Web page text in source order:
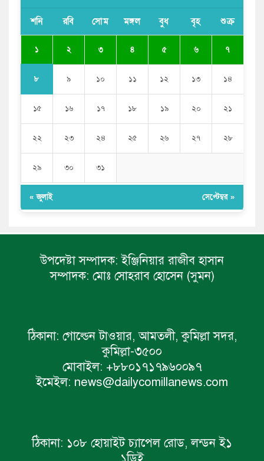
সজীব ওয়াজেদ জয়
শনি রবি সোম মঙ্গল বুধ বৃহ শুক্র
১ ২ ৩ ৪ ৫ ৬ ৭
৮ ৯ ১০ ১১ ১২ ১৩ ১৪
১৫ ১৬ ১৭ ১৮ ১৯ ২০ ২১
২২ ২৩ ২৪ ২৫ ২৬ ২৭ ২৮
২৯ ৩০ ৩১
« জুলাই সেপ্টেম্বর »
উপদেষ্টা সম্পাদক: ইঞ্জিনিয়ার রাজীব হাসান
সম্পাদক: মোঃ সোহরাব হোসেন (সুমন)
ঠিকানা: গোল্ডেন টাওয়ার, আমতলী, কুমিল্লা সদর,
কুমিল্লা-৩৫০০
মোবাইল: +৮৮০১৭১৭৯৬০০৯৭
ইমেইল: news@dailycomillanews.com
ঠিকানা: ১০৮ হোয়াইট চ্যাপেল রোড, লন্ডন ই১